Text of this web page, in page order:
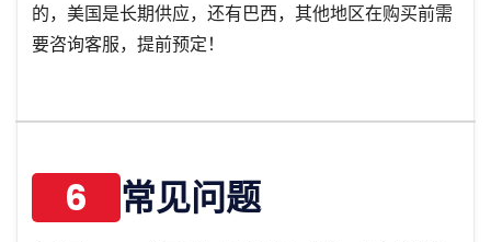
的，美国是长期供应，还有巴西，其他地区在购买前需
要咨询客服，提前预定！
6 常见问题